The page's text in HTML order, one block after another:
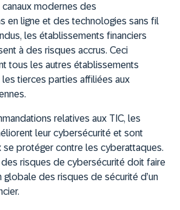
canaux modernes des
en ligne et des technologies sans fil
les établissements financiers
à des risques accrus. Ceci
tous les autres établissements
les tierces parties affiliées aux
relatives aux TIC, les
leur cybersécurité et sont
se protéger contre les cyberattaques.
des risques de cybersécurité doit faire
des risques de sécurité d’un